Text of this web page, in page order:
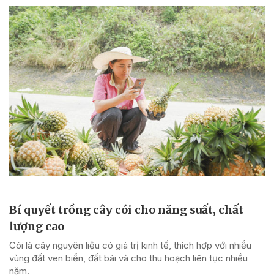
Bí quyết trồng cây cói cho năng suất, chất
lượng cao
Cói là cây nguyên liệu có giá trị kinh tế, thích hợp với nhiều
vùng đất ven biển, đất bãi và cho thu hoạch liên tục nhiều
năm.